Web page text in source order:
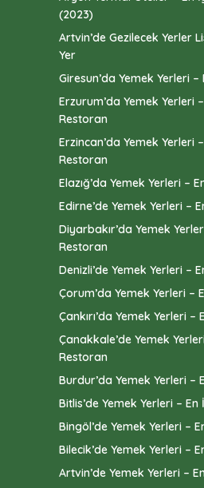
(2023)
Artvin’de Gezilecek Yerler
Yer
Giresun’da Yemek Yerleri
Erzurum’da Yemek Yerleri
Restoran
Erzincan’da Yemek Yerleri
Restoran
Elazığ’da Yemek Yerleri –
Edirne’de Yemek Yerleri –
Diyarbakır’da Yemek
Restoran
Denizli’de Yemek Yerleri –
Çorum’da Yemek Yerleri –
Çankırı’da Yemek Yerleri
Çanakkale’de Yemek
Restoran
Burdur’da Yemek Yerleri –
Bitlis’de Yemek Yerleri –
Bingöl’de Yemek Yerleri –
Bilecik’de Yemek Yerleri –
Artvin’de Yemek Yerleri –